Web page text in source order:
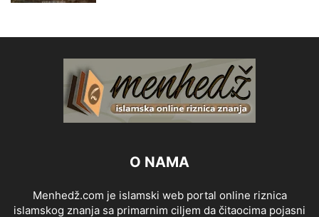
O NAMA
Menhedž.com je islamski web portal online riznica
islamskog znanja sa primarnim ciljem da čitaocima pojasni